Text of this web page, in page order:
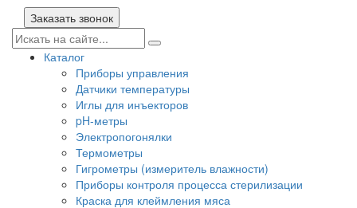
Заказать звонок
Каталог
Приборы управления
Датчики температуры
Иглы для инъекторов
pH-метры
Электропогонялки
Термометры
Гигрометры (измеритель влажности)
Приборы контроля процесса стерилизации
Краска для клеймления мяса